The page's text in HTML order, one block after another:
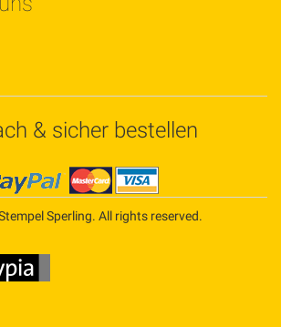
& sicher bestellen
Sperling. All rights reserved.